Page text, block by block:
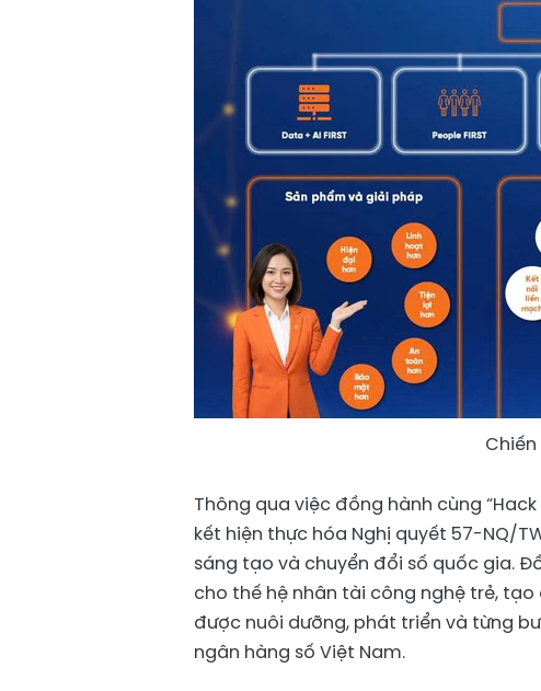
Chiến
Thông qua việc đồng hành cùng
kết hiện thực hóa Nghị quyết 57-NQ/
sáng tạo và chuyển đổi số quốc gia.
cho thế hệ nhân tài công nghệ trẻ,
được nuôi dưỡng, phát triển và từng
ngân hàng số Việt Nam.